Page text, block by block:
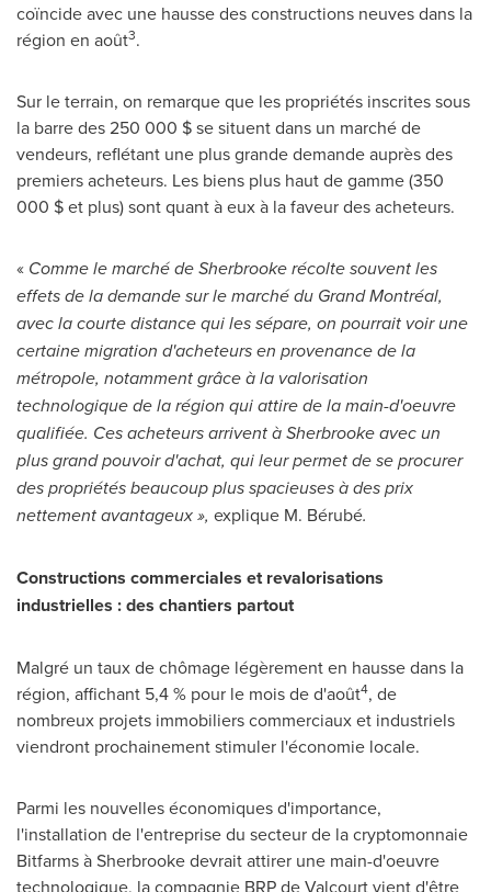
coïncide avec une hausse des constructions neuves dans la
région en août3.
Sur le terrain, on remarque que les propriétés inscrites sous
la barre des 250 000 $ se situent dans un marché de
vendeurs, reflétant une plus grande demande auprès des
premiers acheteurs. Les biens plus haut de gamme (350
000 $ et plus) sont quant à eux à la faveur des acheteurs.
« Comme le marché deSherbrookerécolte souvent les
effets de la demande sur le marché du Grand Montréal,
avec la courte distance qui les sépare, on pourrait voir une
certaine migration d'acheteurs en provenance de la
métropole, notamment grâce à la valorisation
technologique de la région qui attire de la main-d'oeuvre
qualifiée. Ces acheteurs arrivent àSherbrookeavec un
plus grand pouvoir d'achat, qui leur permet de se procurer
des propriétés beaucoup plus spacieuses à des prix
nettement avantageux », explique M. Bérubé.
Constructions commerciales et revalorisations
industrielles : des chantiers partout
Malgré un taux de chômage légèrement en hausse dans la
région, affichant 5,4 % pour le mois de d'août4, de
nombreux projets immobiliers commerciaux et industriels
viendront prochainement stimuler l'économie locale.
Parmi les nouvelles économiques d'importance,
l'installation de l'entreprise du secteur de la cryptomonnaie
Bitfarms àSherbrookedevrait attirer une main-d'oeuvre
technologique, la compagnie BRP deValcourtvient d'être